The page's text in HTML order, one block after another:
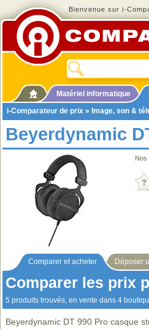
Bienvenue sur i-
Matériel informatique
i-Comparateur de prix » Image, son &
Beyerdynamic
Nos
Comparer et acheter Déposer
Comparer les prix
5 produits trouvés, en vente dans 4
Beyerdynamic DT 990 Pro casque